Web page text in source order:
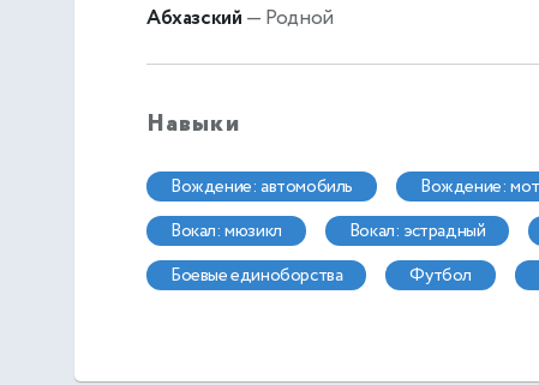
Абхазский — Родной
Навыки
вождение: автомобиль вождение:
вокал: мюзикл
вокал: эстрадный
боевые единоборства
футбол